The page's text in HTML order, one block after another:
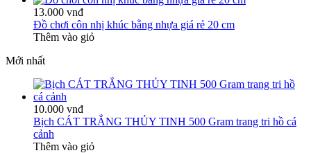
13.000 vnđ
Đồ chơi côn nhị khúc bằng nhựa giá rẻ 20 cm
Thêm vào giỏ
Mới nhất
10.000 vnđ
Bịch CÁT TRẮNG THỦY TINH 500 Gram trang tri hồ cá
cảnh
Thêm vào giỏ